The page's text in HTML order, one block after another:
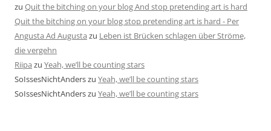
zu Quit the bitching on your blog And stop pretending art is hard
Quit the bitching on your blog stop pretending art is hard - Per
Angusta Ad Augusta zu Leben ist Brücken schlagen über Ströme,
die vergehn
Riipa zu Yeah, we’ll be counting stars
SoIssesNichtAnderszu Yeah, we’ll be counting stars
SoIssesNichtAnderszu Yeah, we’ll be counting stars